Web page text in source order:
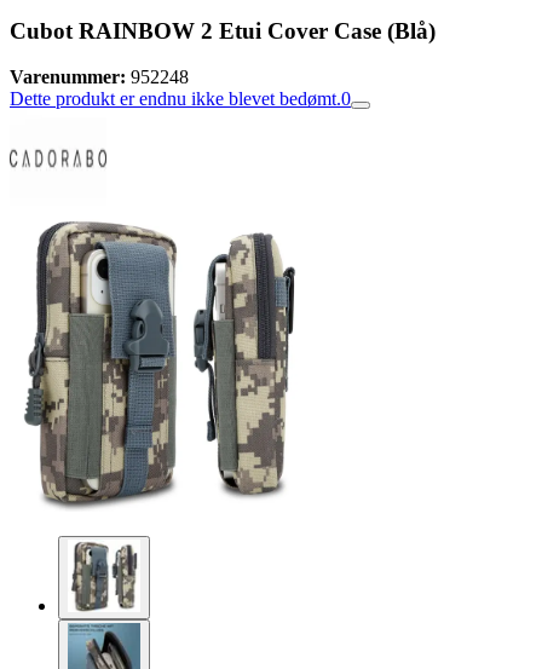
Cubot RAINBOW 2 Etui Cover Case (Blå)
Varenummer: 952248
Dette produkt er endnu ikke blevet bedømt.0